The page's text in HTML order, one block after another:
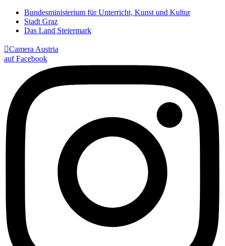
Bundesministerium für Unterricht, Kunst und Kultur
Stadt Graz
Das Land Steiermark
Camera Austria
auf Facebook